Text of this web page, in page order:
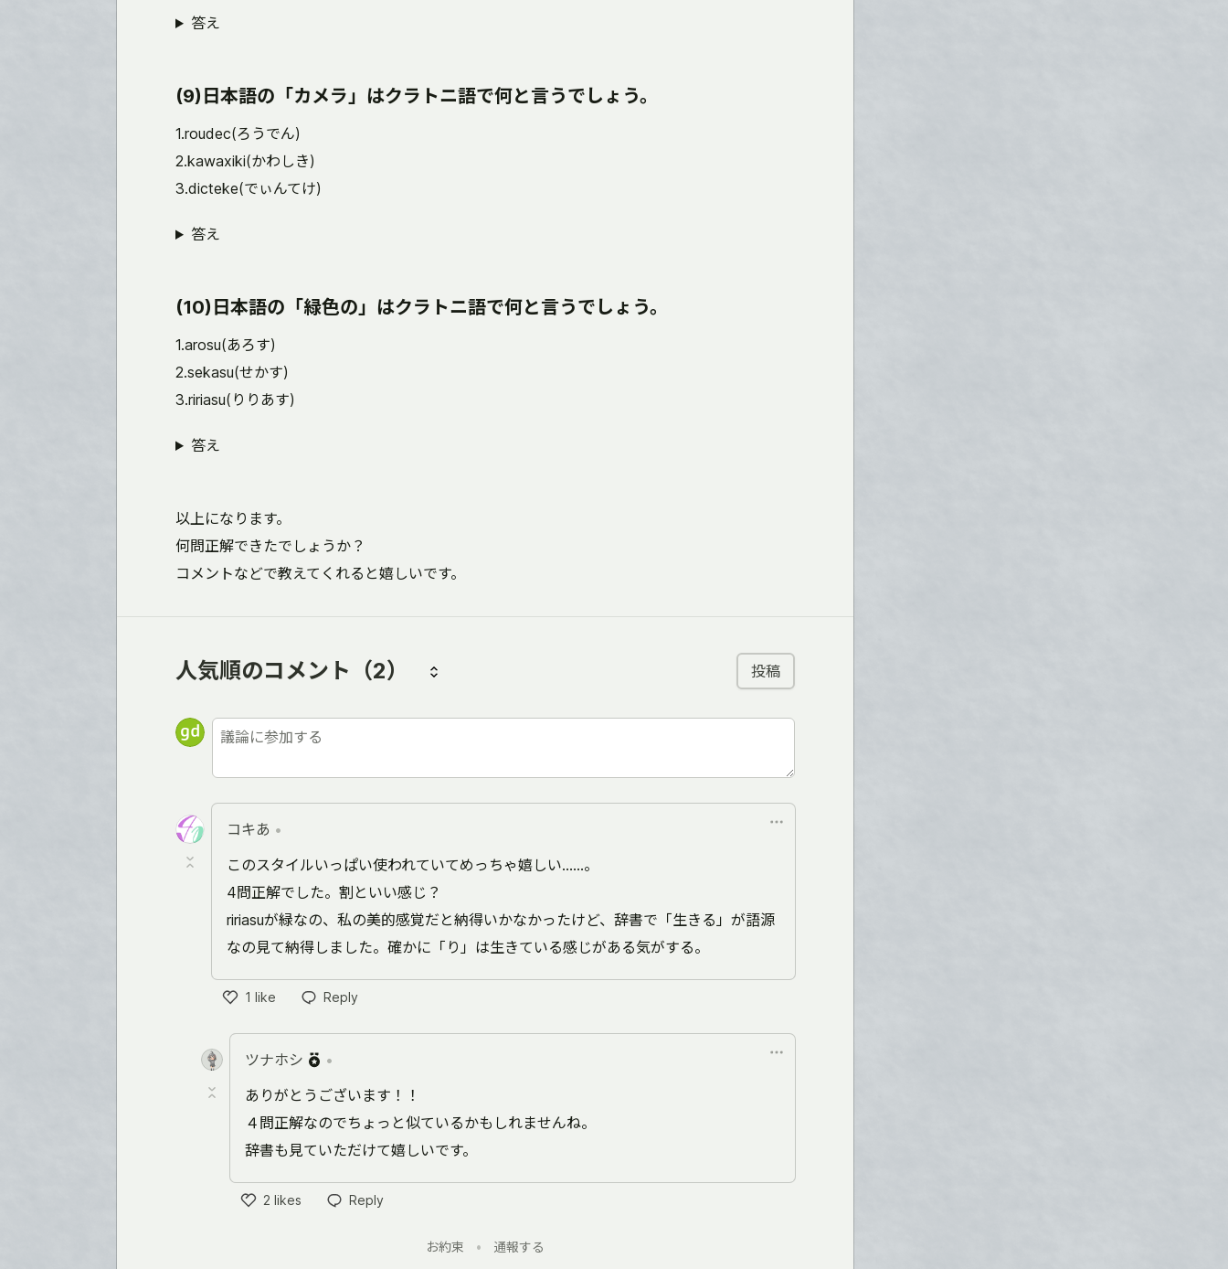
答え
(9)日本語の「カメラ」はクラトニ語で何と言うでしょう。
1.roudec(ろうでん)
2.kawaxiki(かわしき)
3.dicteke(でぃんてけ)
答え
(10)日本語の「緑色の」はクラトニ語で何と言うでしょう。
1.arosu(あろす)
2.sekasu(せかす)
3.ririasu(りりあす)
答え
以上になります。
何問正解できたでしょうか？
コメントなどで教えてくれると嬉しいです。
人気順のコメント （2） 投稿
コキあ •
このスタイルいっぱい使われていてめっちゃ嬉しい……。
4問正解でした。割といい感じ？
ririasuが緑なの、私の美的感覚だと納得いかなかったけど、辞書で「生きる」が語源
なの見て納得しました。確かに「り」は生きている感じがある気がする。
1 like
Reply
ツナホシ
•
ありがとうございます！！
４問正解なのでちょっと似ているかもしれませんね。
辞書も見ていただけて嬉しいです。
2 likes
Reply
お約束 • 通報する